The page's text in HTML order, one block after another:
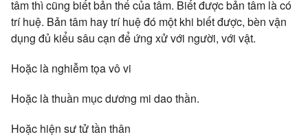
tâm thì cũng biết bản thể của tâm. Biết được bản tâm là có
trí huệ. Bản tâm hay trí huệ đó một khi biết được, bèn vận
dụng đủ kiểu sâu cạn để ứng xử với người, với vật.
Hoặc là nghiễm tọa vô vi
Hoặc là thuần mục dương mi dao thần.
Hoặc hiện sư tử tần thân